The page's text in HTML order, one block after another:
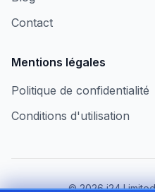
Contact
Mentions légales
Politique de confidentialité
Conditions d'utilisation
©2026i24